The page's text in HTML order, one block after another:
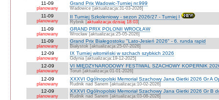
11-09
planowany
Grand Prix Wadowic-Turniej nr.999
Wadowice [aktualizacja:31-03-2026]
11-09
planowany
II Turniej Szkoleniowy - sezon 2026/27 - Turniej I
Rybnik [aktualizacja:dzisiaj 18:03]
11-09
planowany
GRAND PRIX POLONII WROCŁAW
Wrocław [aktualizacja:25-05-2026]
11-09
planowany
Grand Prix Białegostoku "Lato-Jesień 2026" - 6. runda rapid
Białystok [aktualizacja:25-07-2026]
12-09
planowany
IX Turniej witomiński w szchach szybkich 2026
Gdynia [aktualizacja:19-12-2025]
12-09
planowany
VI MIĘDZYNARODOWY FESTIWAL SZACHOWY KOPERNIK
Toruń [aktualizacja:01-01-2026]
12-09
planowany
XXXVI Ogólnopolski Memoriał Szachowy Jana Gietki 2026 Gr A
Rudnik nad Sanem [aktualizacja:10-02-2026]
12-09
planowany
XXXVI Ogólnopolski Memoriał Szachowy Jana Gietki 2026 Gr B
Rudnik nad Sanem [aktualizacja:03-08-2026]